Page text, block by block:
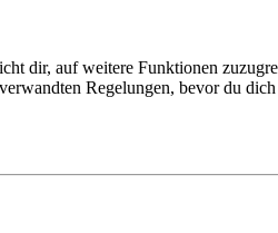
dir, auf weitere Funktionen
Regelungen, bevor du